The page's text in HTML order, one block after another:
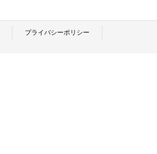
プライバシーポリシー